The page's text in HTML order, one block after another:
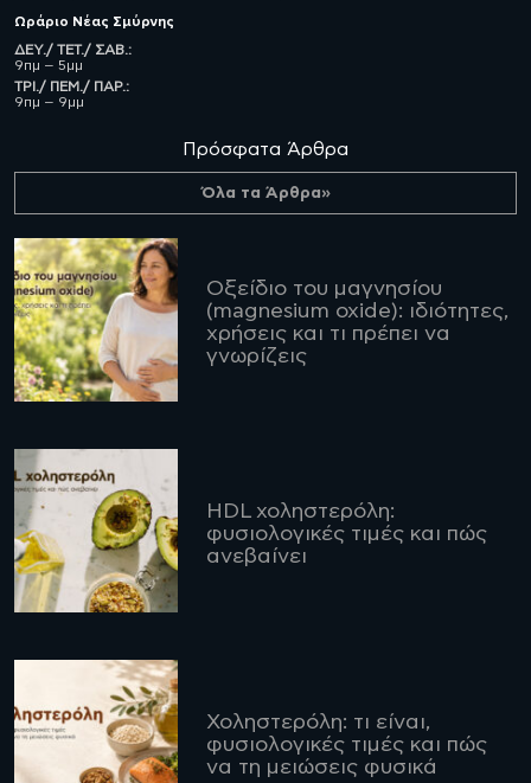
Ωράριο Νέας Σμύρνης
ΔΕΥ./ ΤΕΤ./ ΣΑΒ.:
9πμ – 5μμ
ΤΡΙ./ ΠΕΜ./ ΠΑΡ.:
9πμ – 9μμ
Πρόσφατα Άρθρα
Όλα τα Άρθρα»
Οξείδιο του μαγνησίου
(magnesium oxide): ιδιότητες,
χρήσεις και τι πρέπει να
γνωρίζεις
HDL χοληστερόλη:
φυσιολογικές τιμές και πώς
ανεβαίνει
Χοληστερόλη: τι είναι,
φυσιολογικές τιμές και πώς
να τη μειώσεις φυσικά